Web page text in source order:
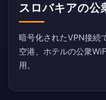
スロバキアの公
暗号化されたVPN接続
空港、ホテルの公衆
用。